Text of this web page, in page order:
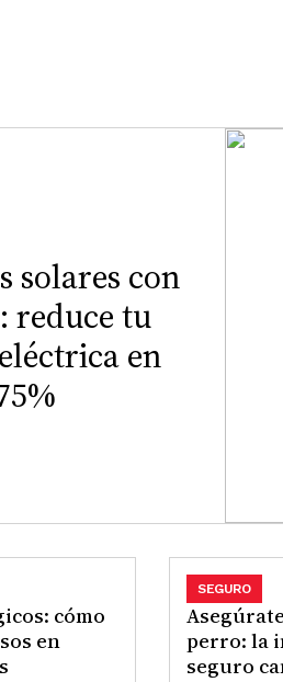
solares con
reduce tu
en
cómo
en
perro: la
seguro
SEGURO